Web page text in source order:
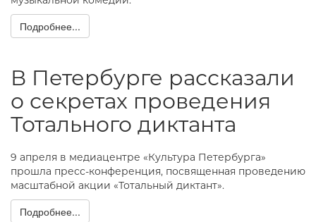
Подробнее...
В Петербурге рассказали
о секретах проведения
Тотального диктанта
9 апреля в медиацентре «Культура Петербурга»
прошла пресс-конференция, посвященная проведению
масштабной акции «Тотальный диктант».
Подробнее...